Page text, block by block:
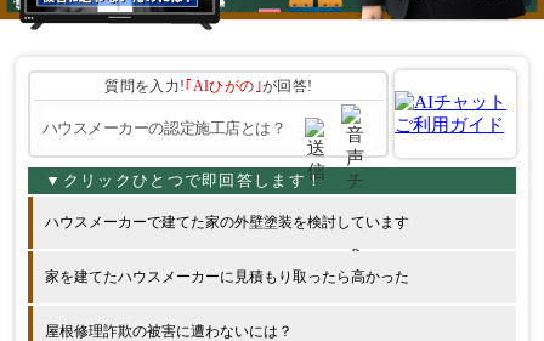
質問を入力!｢AIひがの｣が回答!
ハウスメーカーで建てた家の外壁塗装を検討しています
家を建てたハウスメーカーに見積もり取ったら高かった
屋根修理詐欺の被害に遭わないには？